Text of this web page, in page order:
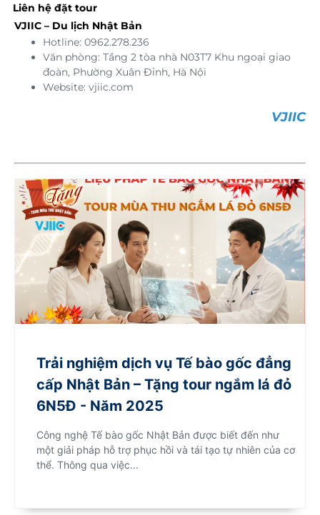
Liên hệ đặt tour
VJIIC – Du lịch Nhật Bản
Hotline: 0962.278.236
Văn phòng: Tầng 2 tòa nhà N03T7 Khu ngoại giao
đoàn, Phường Xuân Đỉnh, Hà Nội
Website: vjiic.com
VJIIC
Trải nghiệm dịch vụ Tế bào gốc đẳng
cấp Nhật Bản – Tặng tour ngắm lá đỏ
6N5Đ - Năm 2025
Công nghệ Tế bào gốc Nhật Bản được biết đến như
một giải pháp hỗ trợ phục hồi và tái tạo tự nhiên của cơ
thể. Thông qua việc...